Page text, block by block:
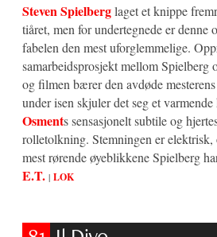
Steven Spielberglaget et knippe
tiåret, men for undertegnede er denne
fabelen den mest uforglemmelige.
samarbeidsprosjekt mellom Spielberg
og filmen bærer den avdøde
under isen skjuler det seg et varmende
Osments sensasjonelt subtile og
rolletolkning. Stemningen er
mest rørende øyeblikkene Spielberg
E.T. | LOK